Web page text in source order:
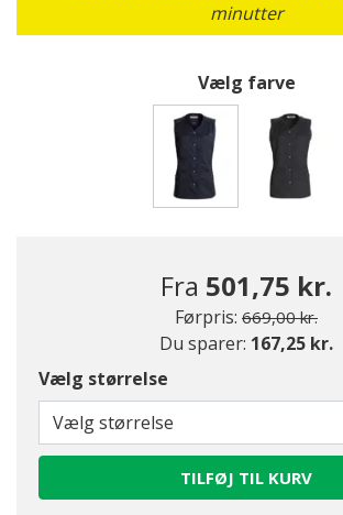
minutter
Vælg farve
Fra 501,75 kr.
Førpris: Pris nedsat fra
669,00 kr.til
Du sparer: 167,25 kr.
Vælg størrelse
Vælg størrelse
TILFØJ TIL KURV